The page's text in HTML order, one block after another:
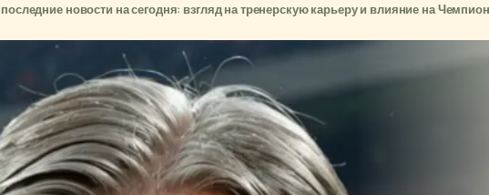
новости на сегодня: взгляд на тренерскую карьеру и влияние на